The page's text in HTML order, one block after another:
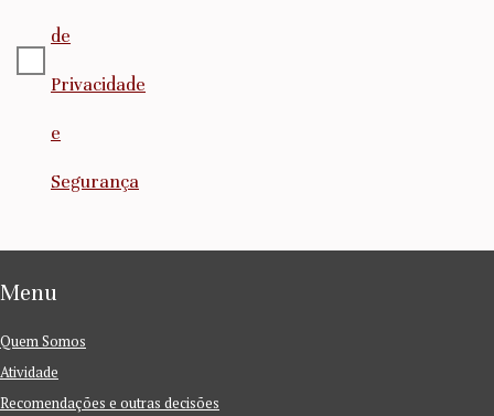
de
Privacidade
e
Segurança
Menu
Quem Somos
Atividade
Recomendações e outras decisões